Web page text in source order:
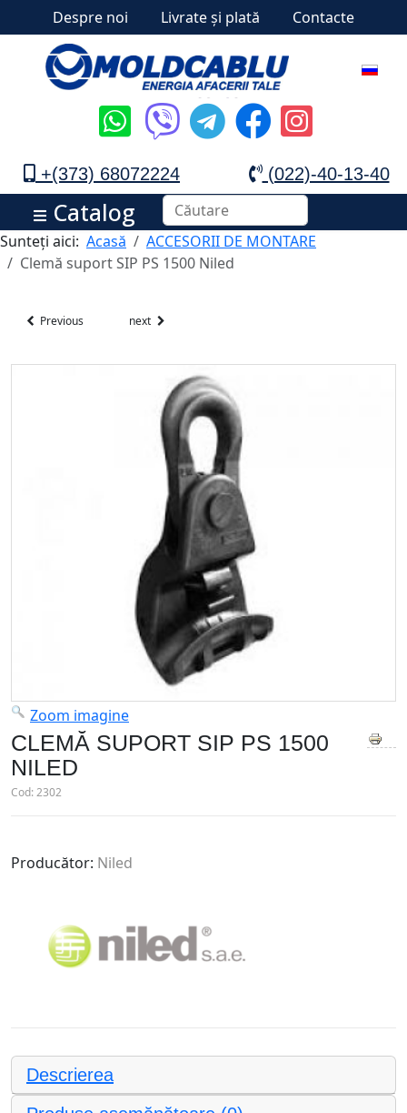
Despre noi Livrate și plată Contacte
+(373) 68072224 (022)-40-13-40
Catalog
Sunteți aici: Acasă
ACCESORII DE MONTARE
Clemă suport SIP PS 1500 Niled
Previous next
Zoom imagine
CLEMĂ SUPORT SIP PS 1500
NILED
Cod:2302
Producător: Niled
Descrierea